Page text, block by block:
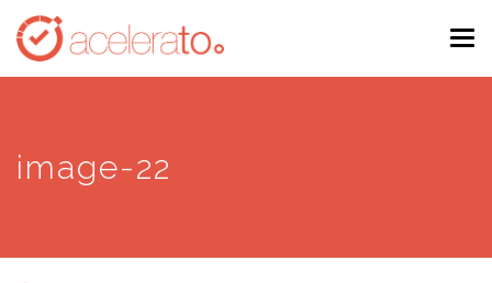
Skip
main
image-22